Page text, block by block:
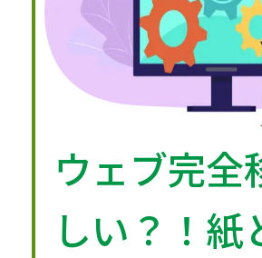
ウェブ完全
しい？！紙